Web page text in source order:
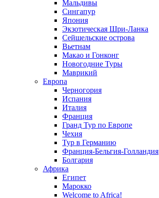
Мальдивы
Сингапур
Япония
Экзотическая Шри-Ланка
Сейшельские острова
Вьетнам
Макао и Гонконг
Новогодние Туры
Маврикий
Европа
Черногория
Испания
Италия
Франция
Гранд Тур по Европе
Чехия
Тур в Германию
Франция-Бельгия-Голландия
Болгария
Африка
Египет
Марокко
Welcome to Africa!